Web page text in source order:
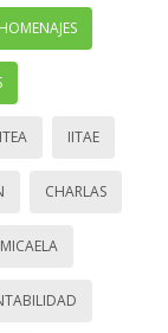
HOMENAJES
IITAE
CHARLAS